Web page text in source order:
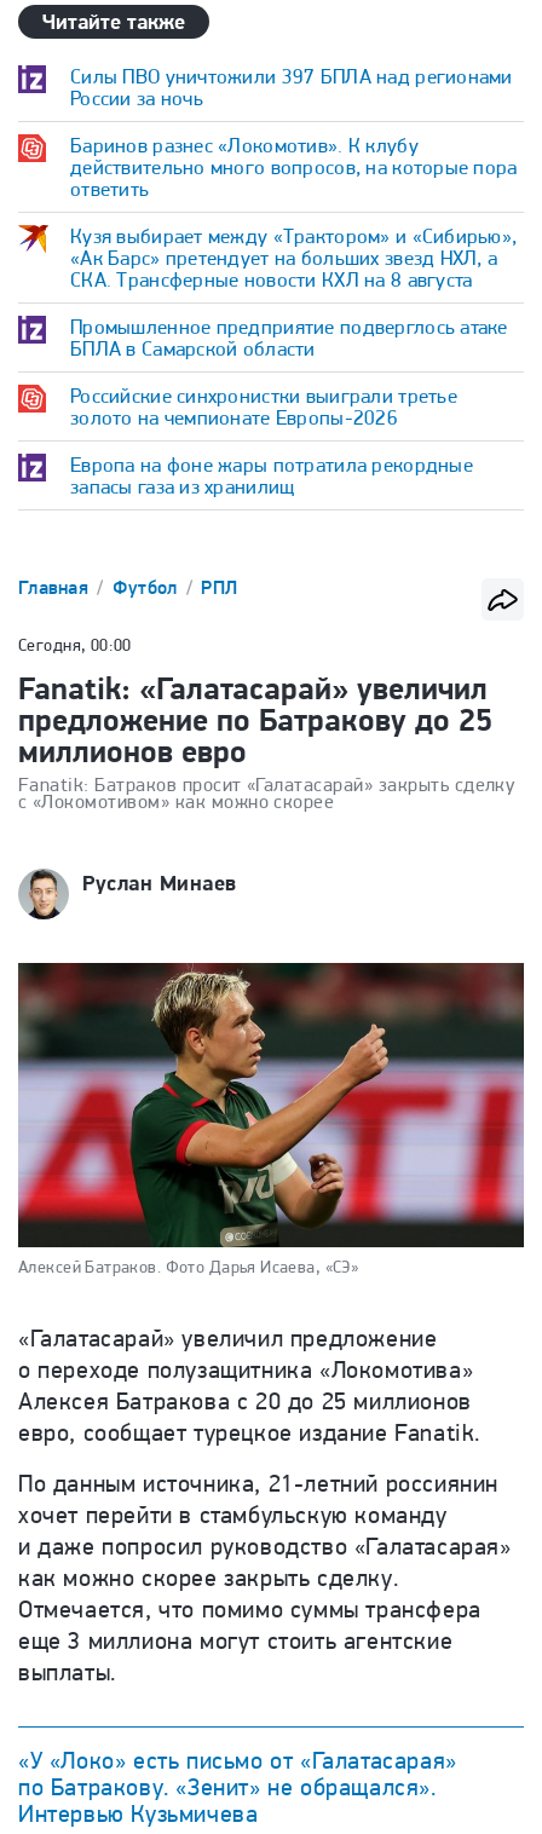
Читайте также
Силы ПВО уничтожили 397 БПЛА над регионами
России за ночь
Баринов разнес «Локомотив». К клубу
действительно много вопросов, на которые пора
ответить
Кузя выбирает между «Трактором» и «Сибирью»,
«Ак Барс» претендует на больших звезд НХЛ, а
СКА. Трансферные новости КХЛ на 8 августа
Промышленное предприятие подверглось атаке
БПЛА в Самарской области
Российские синхронистки выиграли третье
золото на чемпионате Европы-2026
Европа на фоне жары потратила рекордные
запасы газа из хранилищ
Главная Футбол РПЛ
Сегодня, 00:00
Fanatik: «Галатасарай» увеличил
предложение по Батракову до 25
миллионов евро
Fanatik: Батраков просит «Галатасарай» закрыть сделку
с «Локомотивом» как можно скорее
Руслан Минаев
Алексей Батраков. Фото Дарья Исаева, «СЭ»
«Галатасарай» увеличил предложение
о переходе полузащитника «Локомотива»
Алексея Батракова с 20 до 25 миллионов
евро, сообщает турецкое издание Fanatik.
По данным источника, 21-летний россиянин
хочет перейти в стамбульскую команду
и даже попросил руководство «Галатасарая»
как можно скорее закрыть сделку.
Отмечается, что помимо суммы трансфера
еще 3 миллиона могут стоить агентские
выплаты.
«У «Локо» есть письмо от «Галатасарая»
по Батракову. «Зенит» не обращался».
Интервью Кузьмичева